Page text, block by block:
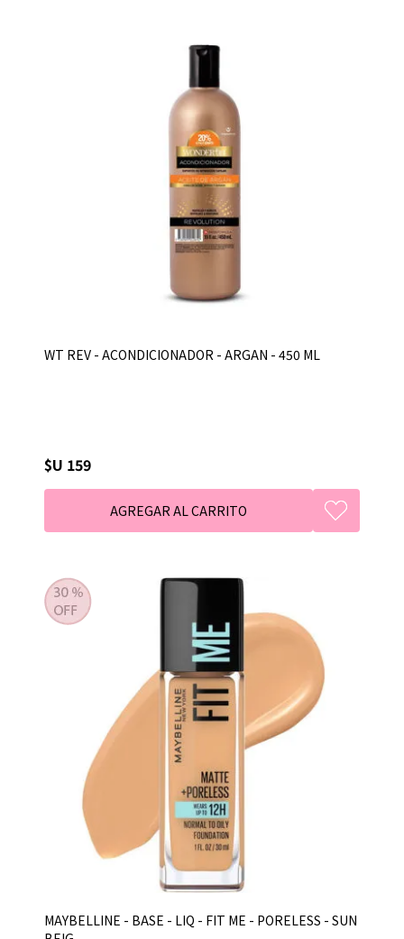
WT REV - ACONDICIONADOR - ARGAN - 450 ML
$U 159
MAYBELLINE - BASE - LIQ - FIT ME - PORELESS - SUN